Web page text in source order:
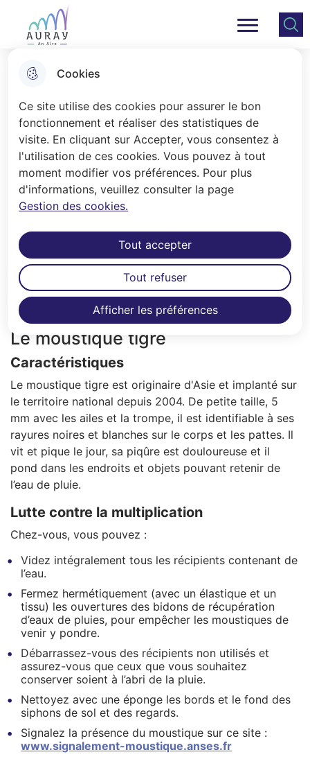
Cookies
Ce site utilise des cookies pour assurer le bon
fonctionnement et réaliser des statistiques de
visite. En cliquant sur Accepter, vous consentez à
l'utilisation de ces cookies. Vous pouvez à tout
moment modifier vos préférences. Pour plus
d'informations, veuillez consulter la page
Gestion des cookies.
Afficher les préférences
Tout accepter
Tout refuser
Aller
au
menu
Consulter
le plan
Ville Auray Menu principal
Accueil
La Ville d'Auray lutte contre la
prolifération de nuisibles. Modalités et
démarches à suivre.
Le moustique tigre
Caractéristiques
Le moustique tigre est originaire d'Asie et implanté sur
le territoire national depuis 2004. De petite taille, 5
mm avec les ailes et la trompe, il est identifiable à ses
rayures noires et blanches sur le corps et les pattes. Il
vit et pique le jour, sa piqûre est douloureuse et il
pond dans les endroits et objets pouvant retenir de
l’eau de pluie.
Lutte contre la multiplication
Chez-vous, vous pouvez :
Videz intégralement tous les récipients contenant de
l’eau.
Fermez hermétiquement (avec un élastique et un
tissu) les ouvertures des bidons de récupération
d’eaux de pluies, pour empêcher les moustiques de
venir y pondre.
Débarrassez-vous des récipients non utilisés et
assurez-vous que ceux que vous souhaitez
conserver soient à l’abri de la pluie.
Nettoyez avec une éponge les bords et le fond des
siphons de sol et des regards.
Signalez la présence du moustique sur ce site :
www.signalement-moustique.anses.fr